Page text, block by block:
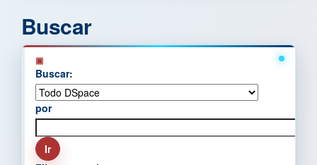
Buscar
Buscar:
por